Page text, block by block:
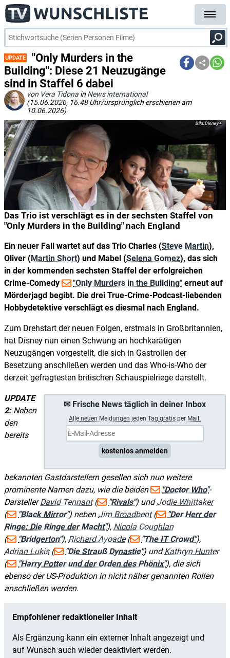
UPDATE
"Only Murders in the
Building": Diese 21 Neuzugänge
sind in Staffel 6 dabei
von Vera Tidona in News international
(15.06.2026, 16.48 Uhr/ursprünglich erschienen am
10.06.2026)
Das Trio ist verschlägt es in der sechsten Staffel von
"Only Murders in the Building" nach England
Disney+
Ein neuer Fall wartet auf das Trio Charles (Steve Martin),
Oliver (Martin Short) und Mabel (Selena Gomez), das sich
in der kommenden sechsten Staffel der erfolgreichen
Crime-Comedy
"Only Murders in the Building" erneut auf
Mörderjagd begibt. Die drei True-Crime-Podcast-liebenden
Hobbydetektive verschlägt es diesmal nach England.
Zum Drehstart der neuen Folgen, erstmals in Großbritannien,
hat Disney nun einen Schwung an hochkarätigen
Neuzugängen vorgestellt, die sich in Gastrollen der
Besetzung anschließen werden und das Who-is-Who der
derzeit gefragtesten britischen Schauspielriege darstellt.
✉ Frische News täglich in deiner Inbox
Alle neuen Meldungen jeden Tag gratis per Mail.
kostenlos anmelden
UPDATE
2:Neben
den
bereits
bekannten Gastdarstellern gesellen sich nun weitere
prominente Namen dazu, wie die beiden
"Doctor Who"-
DarstellerDavid Tennant( "Rivals") undJodie Whittaker
(
"Black Mirror") neben Jim Broadbent(
"Der Herr der
Ringe: Die Ringe der Macht"), Nicola Coughlan
(
"Bridgerton"), Richard Ayoade( "The IT Crowd"),
Adrian Lukis( "Die Strauß Dynastie") undKathryn Hunter
(
"Harry Potter und der Orden des Phönix"), die sich
ebenso der US-Produktion in nicht näher genannten Rollen
anschließen werden.